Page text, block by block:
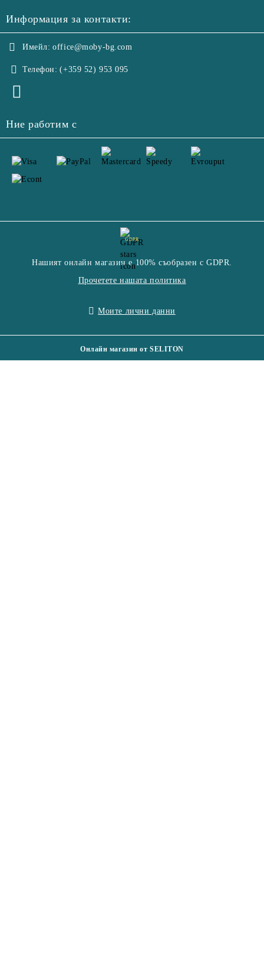
Информация за контакти:
Имейл: office@moby-bg.com
Телефон: (+359 52) 953 095
Ние работим с
GDPR
Нашият онлайн магазин е 100% съобразен с GDPR.
Прочетете нашата политика
Моите лични данни
Онлайн магазин от SELITON